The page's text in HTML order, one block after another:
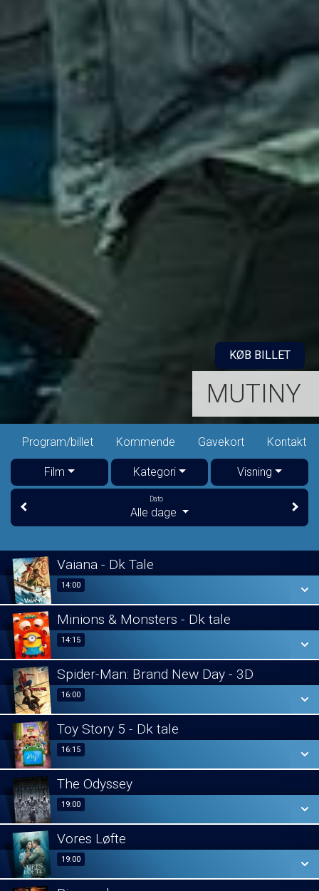
MUTINY
KØB BILLET
Program/billet Kommende Gavekort Kontakt
Film Kategori Visning
Dato
Alle dage
Vaiana - Dk Tale
14:00
SE ALLE DAGE
LÆS MERE
Minions & Monsters - Dk tale
14:15
SE ALLE DAGE
LÆS MERE
Spider-Man: Brand New Day - 3D
16:00
SE ALLE DAGE
LÆS MERE
Toy Story 5 - Dk tale
16:15
SE ALLE DAGE
LÆS MERE
The Odyssey
19:00
SE ALLE DAGE
LÆS MERE
Vores Løfte
19:00